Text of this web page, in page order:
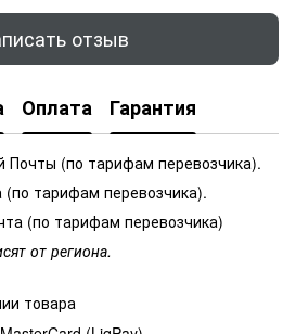
отзыв
Оплата Гарантия
Почты (по тарифам перевозчика).
тарифам перевозчика).
(по тарифам перевозчика)
от региона.
товара